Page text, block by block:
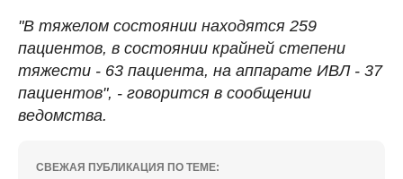
"В тяжелом состоянии находятся 259
пациентов, в состоянии крайней степени
тяжести - 63 пациента, на аппарате ИВЛ - 37
пациентов", - говорится в сообщении
ведомства.
СВЕЖАЯ ПУБЛИКАЦИЯ ПО ТЕМЕ: